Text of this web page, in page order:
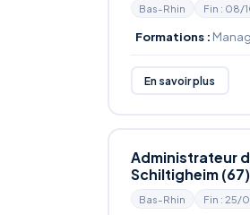
Bas-Rhin Fin : 08/
Formations :
En savoir plus
Administrateur
Schiltigheim (67)
Bas-Rhin Fin : 25/